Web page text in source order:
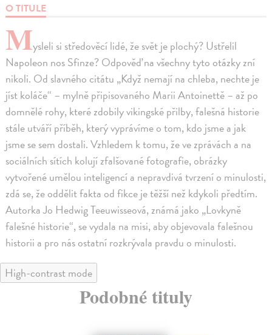
O TITULE
Mysleli si středověcí lidé, že svět je plochý? Ustřelil
Napoleon nos Sfinze? Odpověď na všechny tyto otázky zní
nikoli. Od slavného citátu „Když nemají na chleba, nechte je
jíst koláče“ – mylně připisovaného Marii Antoinettě – až po
domnělé rohy, které zdobily vikingské přilby, falešná historie
stále utváří příběh, který vyprávíme o tom, kdo jsme a jak
jsme se sem dostali. Vzhledem k tomu, že ve zprávách a na
sociálních sítích kolují zfalšované fotografie, obrázky
vytvořené umělou inteligencí a nepravdivá tvrzení o minulosti,
zdá se, že oddělit fakta od fikce je těžší než kdykoli předtím.
Autorka Jo Hedwig Teeuwisseová, známá jako „Lovkyně
falešné historie“, se vydala na misi, aby objevovala falešnou
historii a pro nás ostatní rozkrývala pravdu o minulosti.
High-contrast mode
Podobné tituly